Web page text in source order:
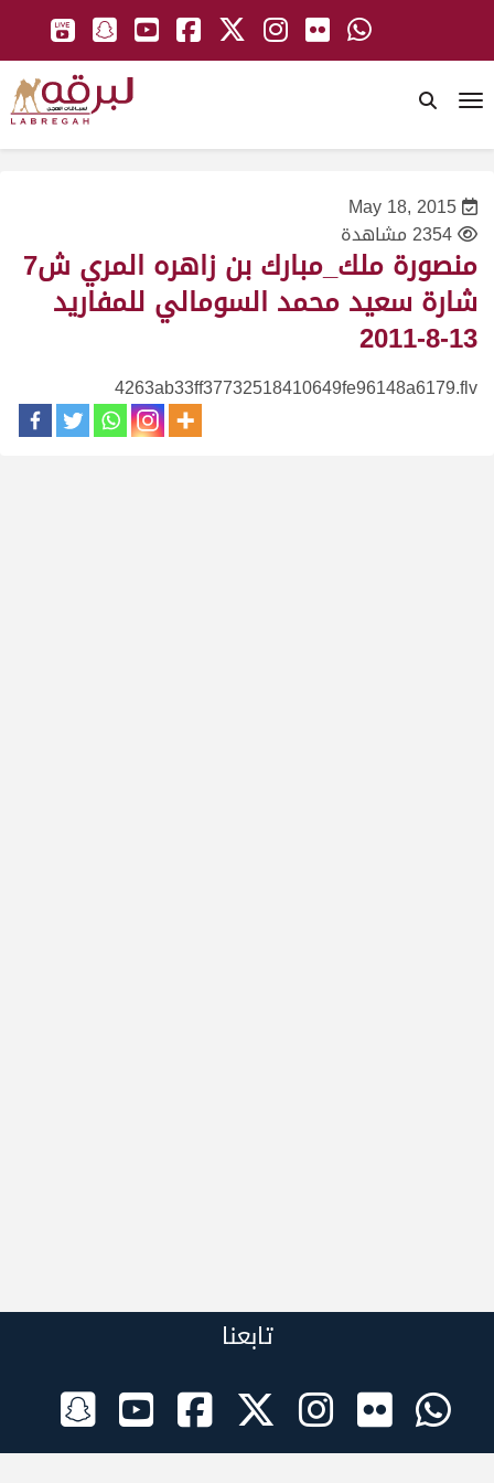
May 18, 2015
2354 مشاهدة
منصورة ملك_مبارك بن زاهره المري ش7
شارة سعيد محمد السومالي للمفاريد
13-8-2011
4263ab33ff37732518410649fe96148a6179.flv
تابعنا